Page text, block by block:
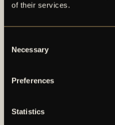
of their services.
Selection
Necessary
Preferences
Statistics
AIK Fotboll AB bedriver